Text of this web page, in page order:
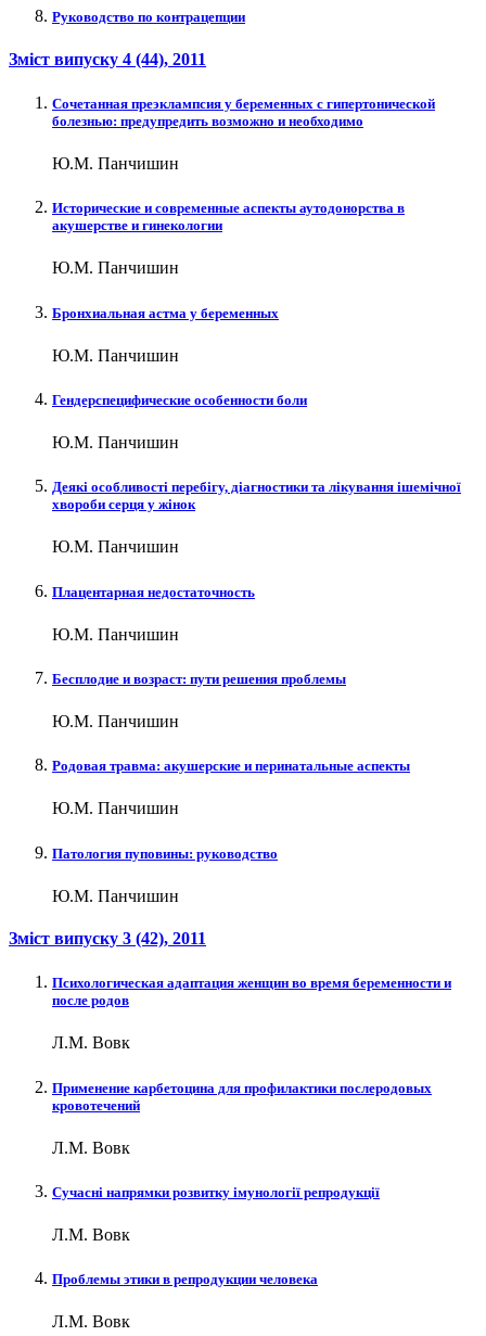
Руководство по контрацепции
Зміст випуску 4 (44), 2011
Сочетанная преэклампсия у беременных с гипертонической
болезнью: предупредить возможно и необходимо
Ю.М. Панчишин
Исторические и современные аспекты аутодонорства в
акушерстве и гинекологии
Ю.М. Панчишин
Бронхиальная астма у беременных
Ю.М. Панчишин
Гендерспецифические особенности боли
Ю.М. Панчишин
Деякі особливості перебігу, діагностики та лікування ішемічної
хвороби серця у жінок
Ю.М. Панчишин
Плацентарная недостаточность
Ю.М. Панчишин
Бесплодие и возраст: пути решения проблемы
Ю.М. Панчишин
Родовая травма: акушерские и перинатальные аспекты
Ю.М. Панчишин
Патология пуповины: руководство
Ю.М. Панчишин
Зміст випуску 3 (42), 2011
Психологическая адаптация женщин во время беременности и
после родов
Л.М. Вовк
Применение карбетоцина для профилактики послеродовых
кровотечений
Л.М. Вовк
Сучасні напрямки розвитку імунології репродукції
Л.М. Вовк
Проблемы этики в репродукции человека
Л.М. Вовк